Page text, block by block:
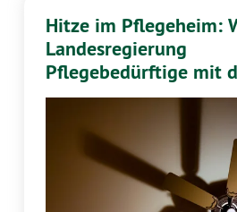
Hitze im Pflegeheim:
Landesregierung
Pflegebedürftige mit
alleinlässt